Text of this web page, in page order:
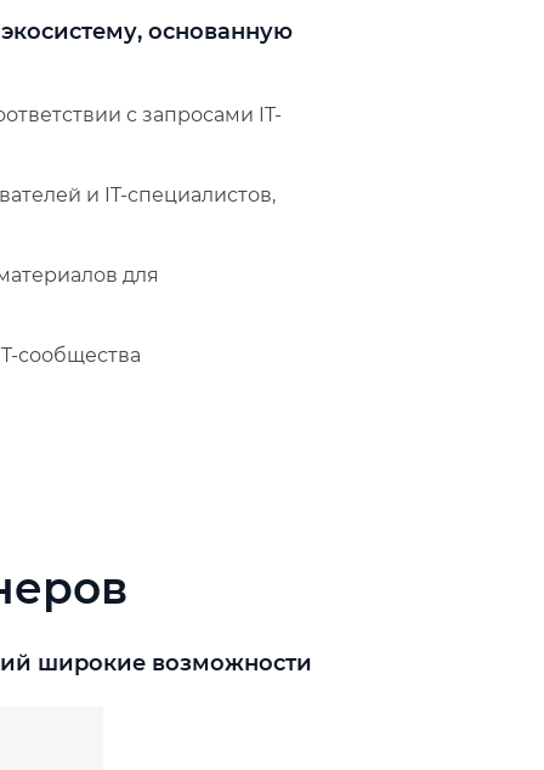
основанную
с запросами IT-
и IT-специалистов,
для
сообщества
широкие возможности